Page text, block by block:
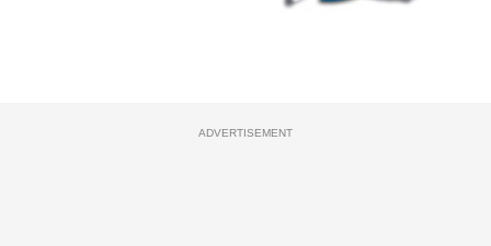
ADVERTISEMENT